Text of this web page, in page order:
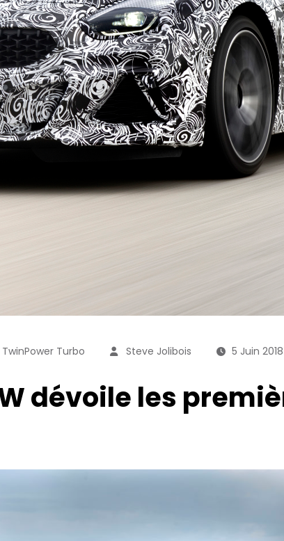
TwinPower Turbo Steve Jolibois 5 Juin 2018
dévoile les